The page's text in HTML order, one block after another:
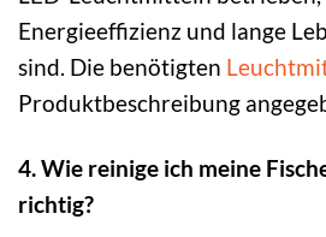
Energieeffizienz und lange
sind. Die benötigten
Produktbeschreibung
4. Wie reinige ich meine
richtig?